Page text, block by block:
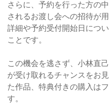
さらに、予約を行った方の
されるお渡し会への招待が
詳細や予約受付開始日につ
ことです。
この機会を逃さず、小林直
が受け取れるチャンスをお
た作品、特典付きの購入は
す。